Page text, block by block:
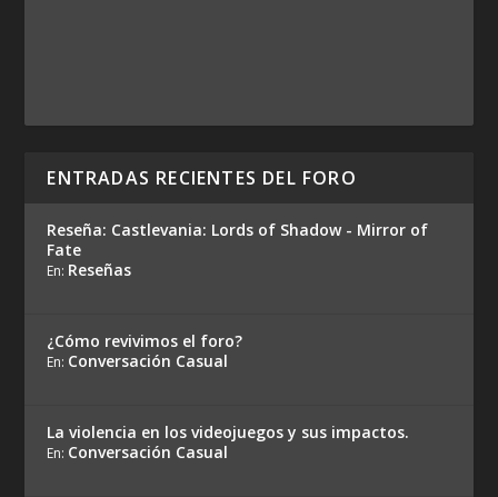
ENTRADAS RECIENTES DEL FORO
Reseña: Castlevania: Lords of Shadow - Mirror of
Fate
En: Reseñas
¿Cómo revivimos el foro?
En: Conversación Casual
La violencia en los videojuegos y sus impactos.
En: Conversación Casual